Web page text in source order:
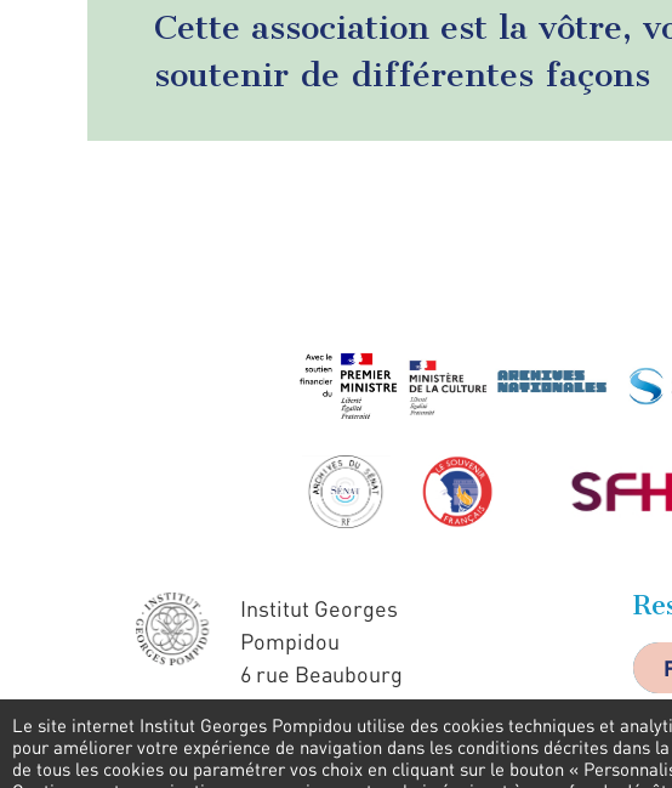
Cette association est la vôtre,
soutenir de différentes façons
Institut Georges
Pompidou
6 rue Beaubourg
75004 Paris
Tél. : 01 44 78 41 22
Le site internet Institut Georges Pompidou utilise des cookies techniques et
pour améliorer votre expérience de navigation dans les conditions décrites dans
de tous les cookies ou paramétrer vos choix en cliquant sur le bouton «